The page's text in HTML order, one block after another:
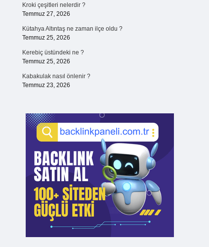
Kroki çeşitleri nelerdir ?
Temmuz 27, 2026
Kütahya Altıntaş ne zaman ilçe oldu ?
Temmuz 25, 2026
Kerebiç üstündeki ne ?
Temmuz 25, 2026
Kabakulak nasıl önlenir ?
Temmuz 23, 2026